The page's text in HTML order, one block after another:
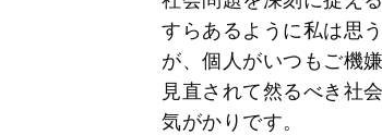
すらあるように私は思
が、個人がいつもご機
見直されて然るべき社
気がかりです。